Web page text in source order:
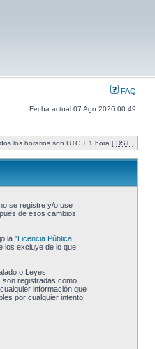
FAQ
Fecha actual 07 Ago 2026 00:49
los horarios son UTC + 1 hora [ DST ]
se registre y/o use
de esos cambios
la "Licencia Pública
los excluye de lo que
o Leyes
son registradas como
información que
por cualquier intento